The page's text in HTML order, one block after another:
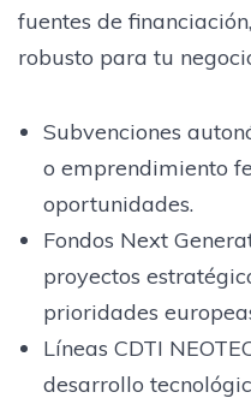
fuentes de
robusto para tu
Subvenciones
o emprendimiento
oportunidades.
Fondos Next
proyectos
prioridades
Líneas CDTI
desarrollo